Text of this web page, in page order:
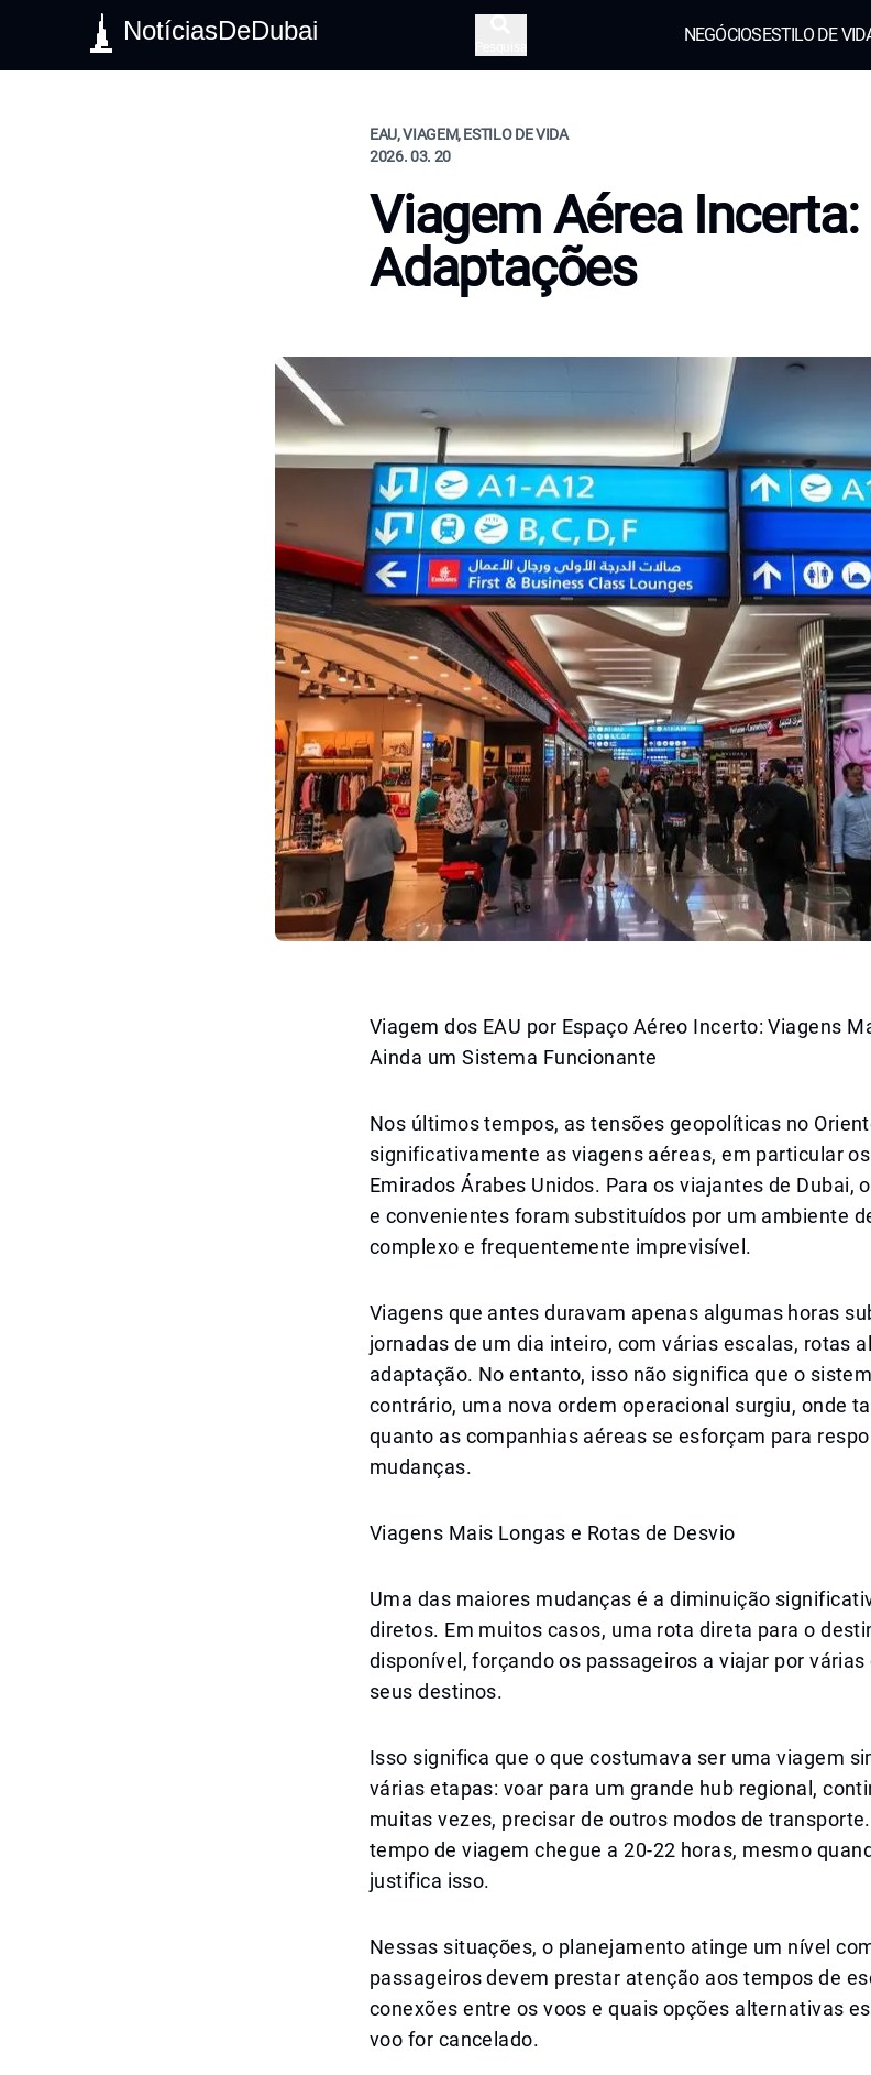
NotíciasDeDubai NEGÓCIOSESTILO DE
EAU, VIAGEM, ESTILO DE VIDA
2026. 03. 20
Viagem Aérea
Adaptações
Viagem dos EAU por Espaço Aéreo Incerto: Viagens
Ainda um Sistema Funcionante
Nos últimos tempos, as tensões geopolíticas no
significativamente as viagens aéreas, em particular
Emirados Árabes Unidos. Para os viajantes de Dubai,
e convenientes foram substituídos por um ambiente
complexo e frequentemente imprevisível.
Viagens que antes duravam apenas algumas horas
jornadas de um dia inteiro, com várias escalas, rotas
adaptação. No entanto, isso não significa que o
contrário, uma nova ordem operacional surgiu, onde
quanto as companhias aéreas se esforçam para
mudanças.
Viagens Mais Longas e Rotas de Desvio
Uma das maiores mudanças é a diminuição
diretos. Em muitos casos, uma rota direta para o
disponível, forçando os passageiros a viajar por
seus destinos.
Isso significa que o que costumava ser uma viagem
várias etapas: voar para um grande hub regional,
muitas vezes, precisar de outros modos de
tempo de viagem chegue a 20-22 horas, mesmo
justifica isso.
Nessas situações, o planejamento atinge um nível
passageiros devem prestar atenção aos tempos de
conexões entre os voos e quais opções alternativas
voo for cancelado.